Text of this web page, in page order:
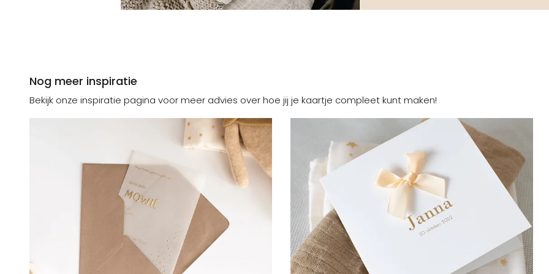
Nog meer inspiratie
Bekijk onze inspiratie pagina voor meer advies over hoe jij je kaartje compleet kunt maken!